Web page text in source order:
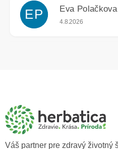
EP Eva Polačkova
Hodnotenie
4.8.2026
Váš partner pre zdravý životný